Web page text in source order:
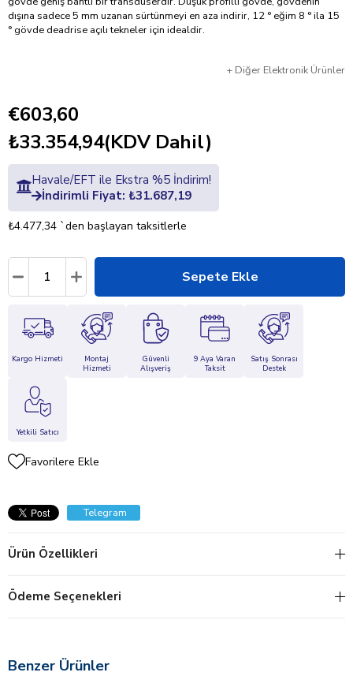
dışına sadece 5 mm uzanan sürtünmeyi en aza indirir, 12 ° eğim 8 ° ila 15
° gövde deadrise açılı tekneler için idealdir.
+ Diğer Elektronik Ürünler
€603,60
₺33.354,94(KDV Dahil)
Havale/EFT ile Ekstra %5 İndirim!
İndirimli Fiyat: ₺31.687,19
₺4.477,34 `den başlayan taksitlerle
Kargo Hizmeti
Montaj
Hizmeti
Güvenli
Alışveriş
9 Aya Varan
Taksit
Satış Sonrası
Destek
Yetkili Satıcı
Favorilere Ekle
Telegram
Ürün Özellikleri
Ödeme Seçenekleri
Benzer Ürünler